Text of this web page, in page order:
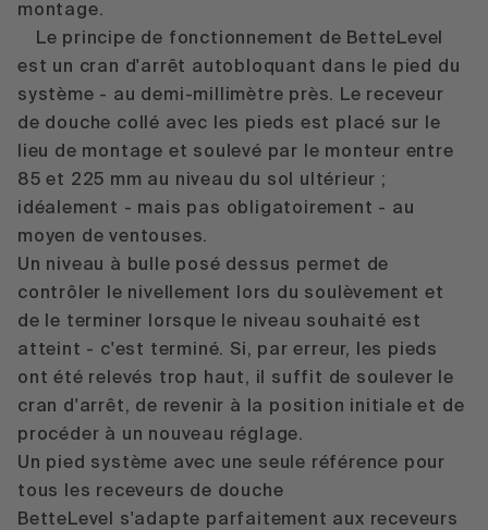
montage.
Le principe de fonctionnement de BetteLevel
est un cran d'arrêt autobloquant dans le pied du
système - au demi-millimètre près. Le receveur
de douche collé avec les pieds est placé sur le
lieu de montage et soulevé par le monteur entre
85 et 225 mm au niveau du sol ultérieur ;
idéalement - mais pas obligatoirement - au
moyen de ventouses.
Un niveau à bulle posé dessus permet de
contrôler le nivellement lors du soulèvement et
de le terminer lorsque le niveau souhaité est
atteint - c'est terminé. Si, par erreur, les pieds
ont été relevés trop haut, il suffit de soulever le
cran d'arrêt, de revenir à la position initiale et de
procéder à un nouveau réglage.
Un pied système avec une seule référence pour
tous les receveurs de douche
BetteLevel s'adapte parfaitement aux receveurs